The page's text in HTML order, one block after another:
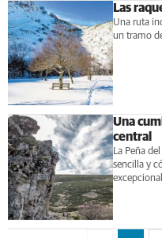
Las
Una ruta
un tramo
Una
central
La Peña
sencilla y
excepcional